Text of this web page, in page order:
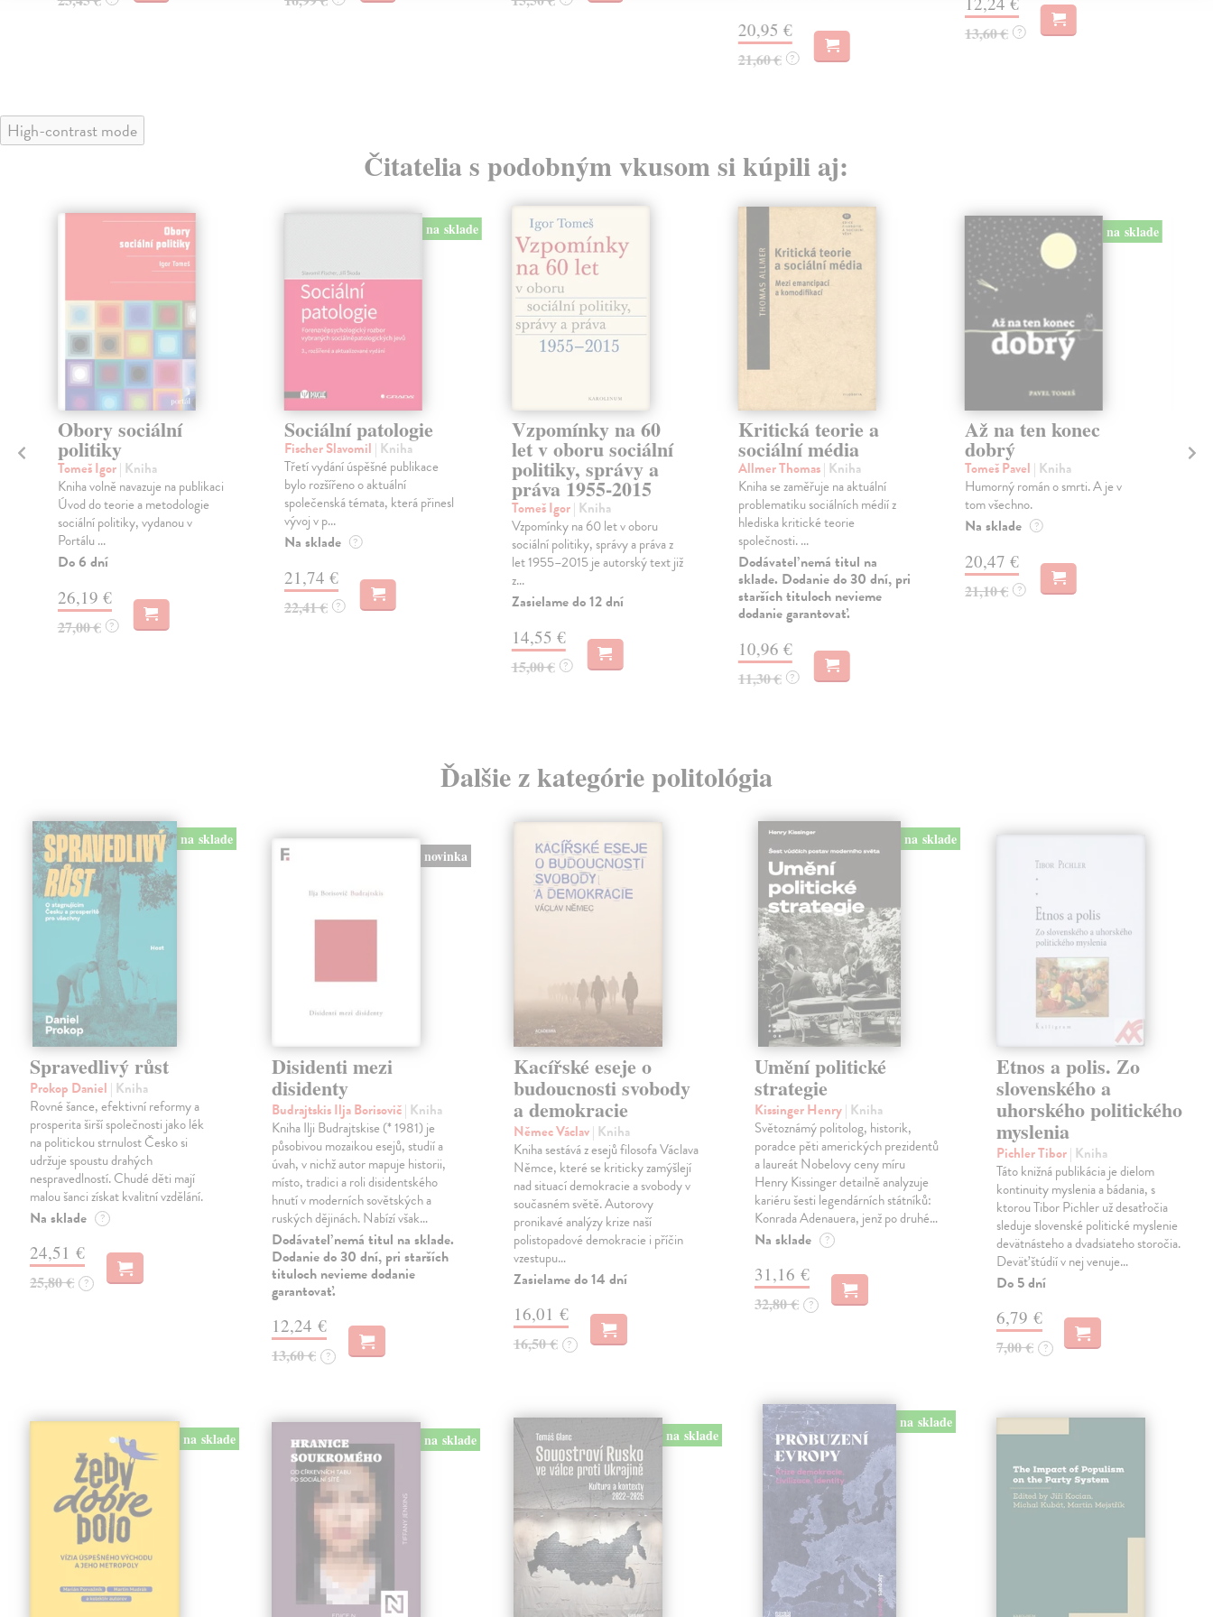
20,95 €
21,60 € ?
13,60 € ?
High-contrast mode
Čitatelia s podobným vkusom si kúpili aj:
Obory sociální
politiky
Tomeš Igor| Kniha
Kniha volně navazuje na publikaci
Úvod do teorie a metodologie
sociální politiky, vydanou v
Portálu ...
Do 6 dní
26,19 €
27,00 € ?
na sklade
Sociální patologie
Fischer Slavomil | Kniha
Třetí vydání úspěšné publikace
bylo rozšířeno o aktuální
společenská témata, která přinesl
vývoj v p...
Na sklade ?
21,74 €
22,41 € ?
Vzpomínky na 60
let v oboru sociální
politiky, správy a
práva 1955-2015
Tomeš Igor| Kniha
Vzpomínky na 60 let v oboru
sociální politiky, správy a práva z
let 1955–2015 je autorský text již
z...
Zasielame do 12 dní
14,55 €
15,00 € ?
Kritická teorie a
sociální média
Allmer Thomas| Kniha
Kniha se zaměřuje na aktuální
problematiku sociálních médií z
hlediska kritické teorie
společnosti. ...
Dodávateľ nemá titul na
sklade. Dodanie do 30 dní, pri
starších tituloch nevieme
dodanie garantovať.
10,96 €
11,30 € ?
na sklade
Až na ten konec
dobrý
Tomeš Pavel | Kniha
Humorný román o smrti. A je v
tom všechno.
Na sklade ?
20,47 €
21,10 € ?
Ďalšie z kategórie politológia
na sklade
Spravedlivý růst
Prokop Daniel | Kniha
Rovné šance, efektivní reformy a
prosperita širší společnosti jako lék
na politickou strnulost Česko si
udržuje spoustu drahých
nespravedlností. Chudé děti mají
malou šanci získat kvalitní vzdělání.
Na sklade ?
24,51 €
25,80 € ?
novinka
Disidenti mezi
disidenty
Budrajtskis Ilja Borisovič| Kniha
Kniha Ilji Budrajtskise (* 1981) je
působivou mozaikou esejů, studií a
úvah, v nichž autor mapuje historii,
místo, tradici a roli disidentského
hnutí v moderních sovětských a
ruských dějinách. Nabízí však…
Dodávateľ nemá titul na sklade.
Dodanie do 30 dní, pri starších
tituloch nevieme dodanie
garantovať.
12,24 €
13,60 € ?
Kacířské eseje o
budoucnosti svobody
a demokracie
Němec Václav| Kniha
Kniha sestává z esejů filosofa Václava
Němce, které se kriticky zamýšlejí
nad situací demokracie a svobody v
současném světě. Autorovy
pronikavé analýzy krize naší
polistopadové demokracie i příčin
vzestupu…
Zasielame do 14 dní
16,01 €
16,50 € ?
na sklade
Umění politické
strategie
Kissinger Henry| Kniha
Světoznámý politolog, historik,
poradce pěti amerických prezidentů
a laureát Nobelovy ceny míru
Henry Kissinger detailně analyzuje
kariéru šesti legendárních státníků:
Konrada Adenauera, jenž po druhé…
Na sklade ?
31,16 €
32,80 € ?
Etnos a polis. Zo
slovenského a
uhorského politického
myslenia
Pichler Tibor| Kniha
Táto knižná publikácia je dielom
kontinuity myslenia a bádania, s
ktorou Tibor Pichler už desaťročia
sleduje slovenské politické myslenie
devätnásteho a dvadsiateho storočia.
Deväť štúdií v nej venuje…
Do 5 dní
6,79 €
7,00 € ?
na sklade na sklade na sklade
na sklade